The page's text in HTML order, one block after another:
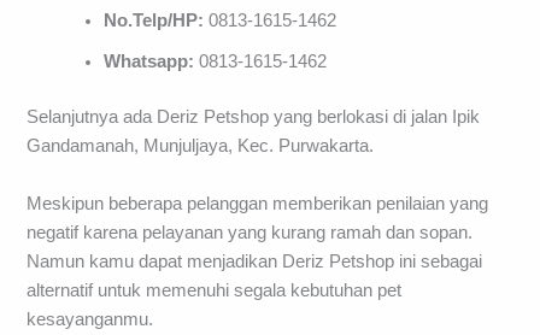
No.Telp/HP:0813-1615-1462
Whatsapp:0813-1615-1462
Selanjutnya ada Deriz Petshop yang berlokasi di jalan Ipik
Gandamanah, Munjuljaya, Kec. Purwakarta.
Meskipun beberapa pelanggan memberikan penilaian yang
negatif karena pelayanan yang kurang ramah dan sopan.
Namun kamu dapat menjadikan Deriz Petshop ini sebagai
alternatif untuk memenuhi segala kebutuhan pet
kesayanganmu.